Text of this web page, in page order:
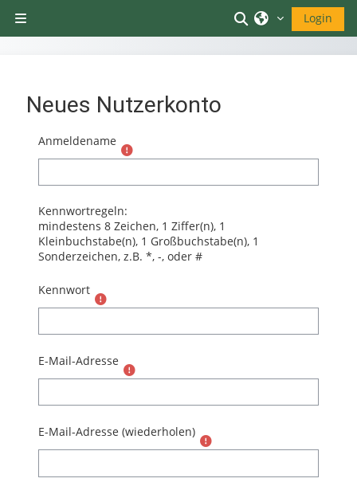
Sucheingabe
Login
Neues Nutzerkonto
Anmeldename
Kennwortregeln:
mindestens 8 Zeichen, 1 Ziffer(n), 1
Kleinbuchstabe(n), 1 Großbuchstabe(n), 1
Sonderzeichen, z.B. *, -, oder #
Kennwort
E-Mail-Adresse
E-Mail-Adresse (wiederholen)